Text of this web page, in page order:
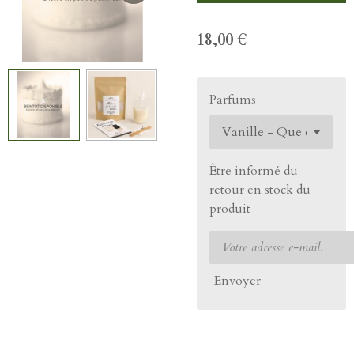
18,00 €
Parfums
Être informé du
retour en stock du
produit
Envoyer